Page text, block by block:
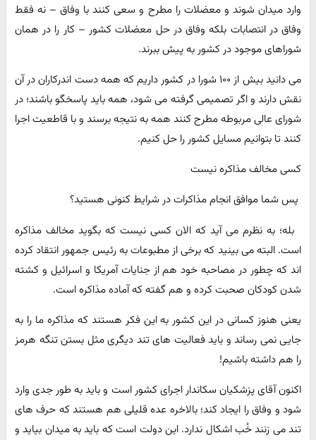
وارد میدان شوند و معضلات را مطرح و سعی کنند با وفاق – نه فقط
وفاق در انتصابات بلکه وفاق در حل معضلات کشور – کار را در همان
شوراهای موجود در کشور به پیش ببرند.
می دانید بیش از ۱۰۰ شورا در کشور داریم که همه دست اندرکاران در آن
نقش دارند و اگر تصمیمی گرفته می شود، همه باید پاسخگو باشند؛ در
شورای عالی مربوطه مطرح کنند همه به نتیجه برسند و با قاطعیت اجرا
کنند تا بتوانیم مسایل کشور را حل کنیم.
کسی مخالف مذاکره نیست
پس شما موافق انجام مذاکرات در شرایط کنونی هستید؟
بله؛ به نظرم می آید که الان کسی نیست که بگوید مخالف مذاکره
است. البته می بینید که برخی از مطبوعات به رئیس جمهور انتقاد کرده
اند که چطور در مصاحبه خود هم از جنایات آمریکا و اسرائیل و کشته
شدن کودکان صحبت کرده و هم گفته که آماده مذاکره است.
یعنی هنوز کسانی در این کشور به این فکر هستند که مذاکره ما را به
جایی نمی رساند و باید فعالیت های تند دیگری مثل بستن تنگه هرمز
را هم داشته باشیم!
اکنون آقای پزشکیان سکاندار اجرای کشور است و باید به طور جدی وارد
شود و وفاق را ایجاد کند؛ بالاخره عده قلیلی هم هستند که حرف های
تند می زنند خُب اشکال ندارد. این دولت است که باید به میدان بیاید و